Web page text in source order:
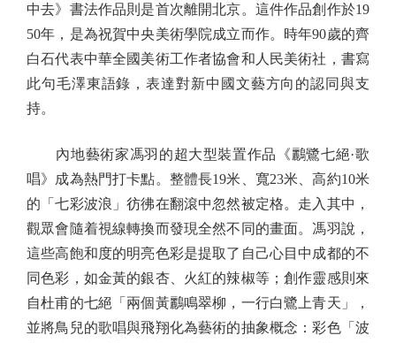
中去》書法作品則是首次離開北京。這件作品創作於19
50年，是為祝賀中央美術學院成立而作。時年90歲的齊
白石代表中華全國美術工作者協會和人民美術社，書寫
此句毛澤東語錄，表達對新中國文藝方向的認同與支
持。
內地藝術家馮羽的超大型裝置作品《鸝鷺七絕·歌
唱》成為熱門打卡點。整體長19米、寬23米、高約10米
的「七彩波浪」彷彿在翻滾中忽然被定格。走入其中，
觀眾會隨着視線轉換而發現全然不同的畫面。馮羽說，
這些高飽和度的明亮色彩是提取了自己心目中成都的不
同色彩，如金黃的銀杏、火紅的辣椒等；創作靈感則來
自杜甫的七絕「兩個黃鸝鳴翠柳，一行白鷺上青天」，
並將鳥兒的歌唱與飛翔化為藝術的抽象概念：彩色「波